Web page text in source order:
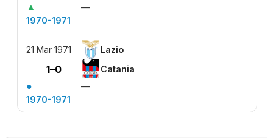
▲
—
1970-1971
21 Mar 1971 Lazio
1–0 Catania
●
—
1970-1971